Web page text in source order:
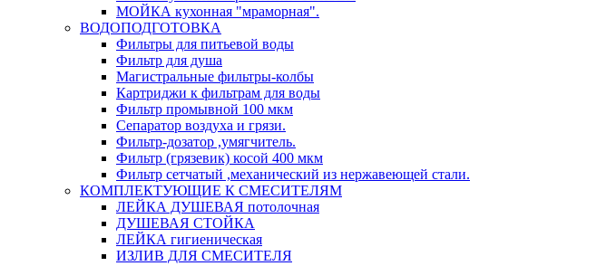
МОЙКА кухонная "мраморная".
ВОДОПОДГОТОВКА
Фильтры для питьевой воды
Фильтр для душа
Магистральные фильтры-колбы
Картриджи к фильтрам для воды
Фильтр промывной 100 мкм
Сепаратор воздуха и грязи.
Фильтр-дозатор ,умягчитель.
Фильтр (грязевик) косой 400 мкм
Фильтр сетчатый ,механический из нержавеющей стали.
КОМПЛЕКТУЮЩИЕ К СМЕСИТЕЛЯМ
ЛЕЙКА ДУШЕВАЯ потолочная
ДУШЕВАЯ СТОЙКА
ЛЕЙКА гигиеническая
ИЗЛИВ ДЛЯ СМЕСИТЕЛЯ